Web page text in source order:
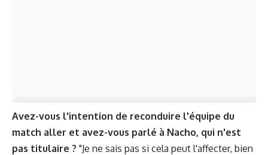
Avez-vous l'intention de reconduire l'équipe du
match aller et avez-vous parlé à Nacho, qui n'est
pas titulaire ? "Je ne sais pas si cela peut l'affecter, bien